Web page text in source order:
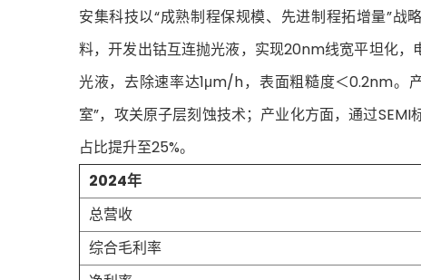
安集科技以“成熟制程保规模、先进制程拓增量”
料，开发出钴互连抛光液，实现20nm线宽平坦化
光液，去除速率达1μm/h，表面粗糙度＜0.2nm。
室”，攻关原子层刻蚀技术；产业化方面，通过
占比提升至25%。
2024年
总营收
综合毛利率